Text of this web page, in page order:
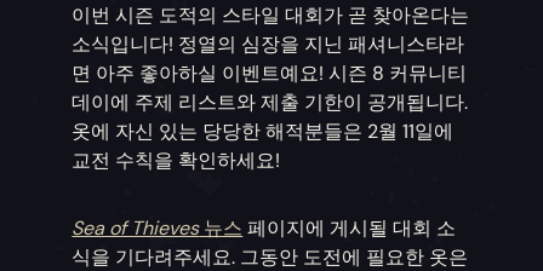
이번 시즌 도적의 스타일 대회가 곧 찾아온다는
소식입니다! 정열의 심장을 지닌 패셔니스타라
면 아주 좋아하실 이벤트예요! 시즌 8 커뮤니티
데이에 주제 리스트와 제출 기한이 공개됩니다.
옷에 자신 있는 당당한 해적분들은 2월 11일에
교전 수칙을 확인하세요!
Sea of Thieves뉴스 페이지에 게시될 대회 소
식을 기다려주세요. 그동안 도전에 필요한 옷은